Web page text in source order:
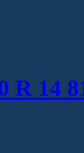
R 14